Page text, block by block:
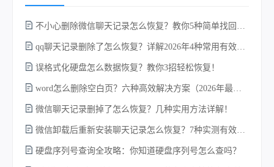
误格式化硬盘怎么数据恢复？教你3招轻松恢复！
微信聊天记录删掉了怎么恢复？几种实用方法详解！
硬盘序列号查询全攻略：你知道硬盘序列号怎么查吗？